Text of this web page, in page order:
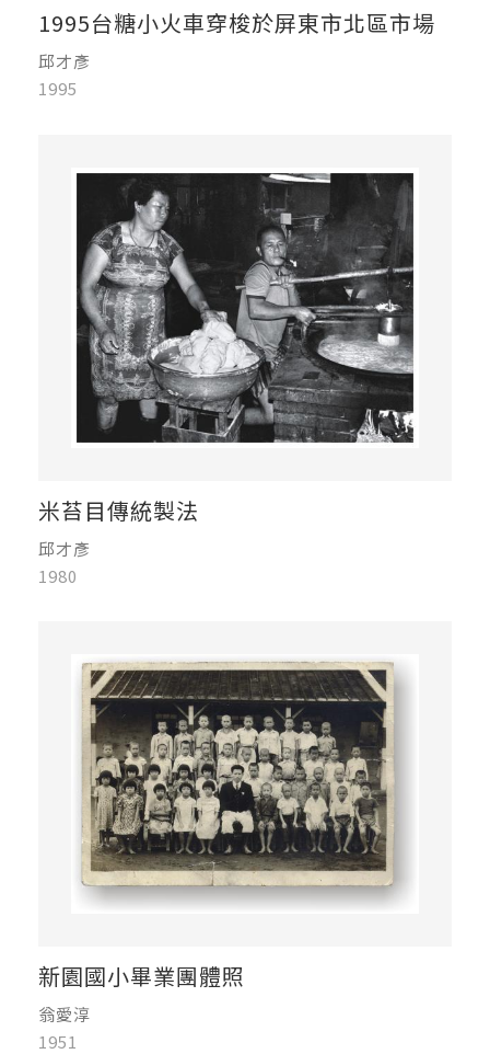
1995台糖小火車穿梭於屏東市北區市場
邱才彥
1995
米苔目傳統製法
邱才彥
1980
新園國小畢業團體照
翁愛淳
1951